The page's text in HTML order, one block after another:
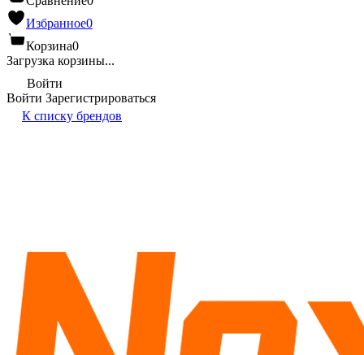
Избранное0
Корзина0
Загрузка корзины...
Войти
Войти Зарегистрироваться
К списку брендов